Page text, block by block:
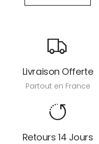
Livraison Offerte
Partout en France
Retours 14 Jours